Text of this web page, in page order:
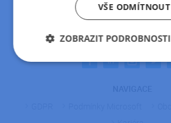
KONTAKT
E-mail:info@ipodnik.cz
VŠE ODMÍTNOUT
ZOBRAZIT PODROBNOSTI
Nezbytně
Výkonové